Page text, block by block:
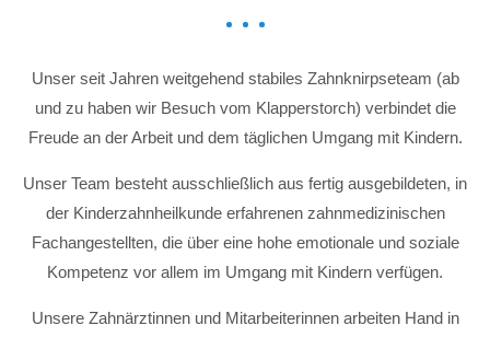
Unser seit Jahren weitgehend stabiles Zahnknirpseteam (ab
und zu haben wir Besuch vom Klapperstorch) verbindet die
Freude an der Arbeit und dem täglichen Umgang mit Kindern.
Unser Team besteht ausschließlich aus fertig ausgebildeten, in
der Kinderzahnheilkunde erfahrenen zahnmedizinischen
Fachangestellten, die über eine hohe emotionale und soziale
Kompetenz vor allem im Umgang mit Kindern verfügen.
Unsere Zahnärztinnen und Mitarbeiterinnen arbeiten Hand in